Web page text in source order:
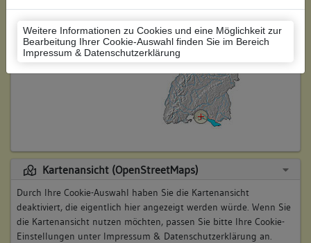
Weitere Informationen zu Cookies und eine Möglichkeit zur
Bearbeitung Ihrer Cookie-Auswahl finden Sie im Bereich
Impressum & Datenschutzerklärung
Lage des Wohnplatzes:
Kartenansicht (OpenStreetMaps)
Durch Ihre Cookie-Auswahl haben Sie die Kartenansicht
deaktiviert, die eigentlich hier angezeigt werden würde. Wenn Sie
die Kartenansicht nutzen möchten, passen Sie bitte Ihre Cookie-
Einstellungen unter Impressum & Datenschutzerklärung an.